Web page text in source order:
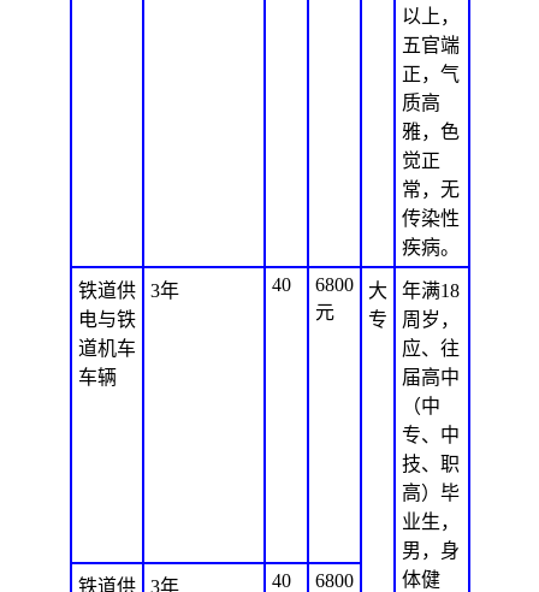
以上，
五官端
正，气
质高
雅，色
觉正
常，无
传染性
疾病。
铁道供
电与铁
道机车
车辆
3年 40
6800
元
大
专
年满18
周岁，
应、往
届高中
（中
专、中
技、职
高）毕
业生，
男，身
体健
铁道供 3年 40 6800